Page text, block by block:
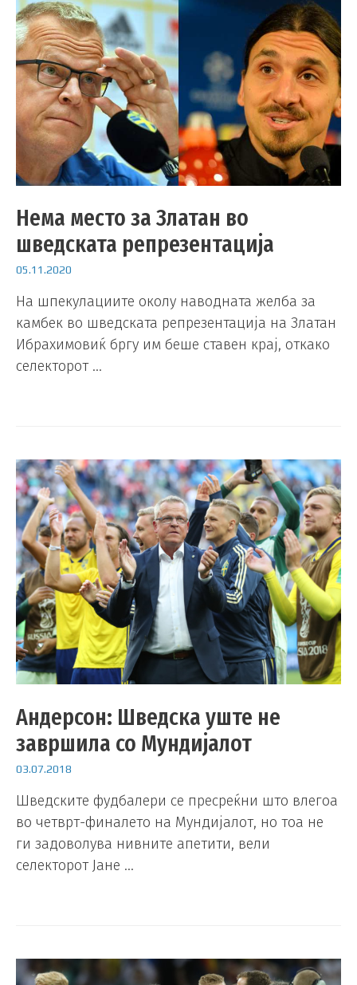
Нема место за Златан во
шведската репрезентација
05.11.2020
На шпекулациите околу наводната желба за
камбек во шведската репрезентација на Златан
Ибрахимовиќ бргу им беше ставен крај, откако
селекторот …
Андерсон: Шведска уште не
завршила со Мундијалот
03.07.2018
Шведските фудбалери се пресреќни што влегоа
во четврт-финалето на Мундијалот, но тоа не
ги задоволува нивните апетити, вели
селекторот Јане …